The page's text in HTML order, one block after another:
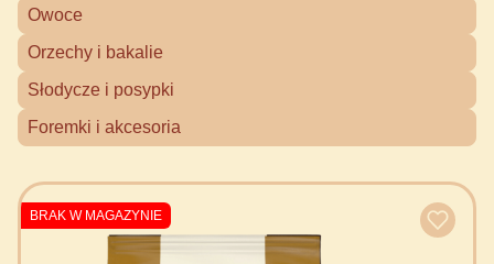
Owoce
Orzechy i bakalie
Słodycze i posypki
Foremki i akcesoria
BRAK W MAGAZYNIE